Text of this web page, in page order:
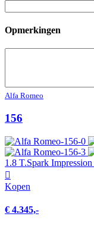
Opmerkingen
Alfa Romeo
156
1.8 T.Spark
Kopen
€ 4.345,-